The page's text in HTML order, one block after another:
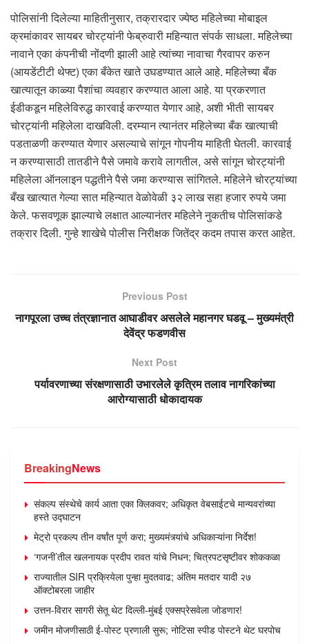
पोलिसांनी दिलेल्या माहितीनुसार, तक्रारदार ज्येष्ठ महिलेच्या मोबाइल
क्रमांकावर सायबर चोरट्यांनी फेब्रुवारी महिन्यात संपर्क साधला. महिलेच्या
नावाने एका कंपनीची नोंदणी झाली आहे त्यांच्या नावाचा गैरवापर करुन
(आयडेंटीटी थेफ्ट) एका बँकेत खाते उघडण्यात आले आहे. महिलेच्या बँक
खात्यातून काळ्या पैशांचा व्यवहार करण्यात आला आहे. या प्रकरणात
ईडीकडून महिलेविरुद्ध कारवाई करण्यात येणार आहे, अशी भीती सायबर
चोरट्यांनी महिलेला दाखविली. दरम्यान त्यानंतर महिलेच्या बँक खात्याची
पडताळणी करण्यात येणार असल्याचे सांगून गोपनीय माहिती घेतली. कारवाई
न करण्यासाठी तातडीने पैसे जमावे करावे लागतील, असे सांगून चोरट्यांनी
महिलेला ऑनलाइन पद्धतीने पैसे जमा करण्यास सांगितले. महिलेने चोरट्यांच्या
बँख खात्यात गेल्या सात महिन्यात वेळोवेळी ३२ लाख सहा हजार रुपये जमा
केले. फसवणूक झाल्याचे लक्षात आल्यानंतर महिलेने नुकतीच पोलिसांकडे
तक्रार दिली. गुन्हे शाखेचे पोलीस निरीक्षक जितेंद्र कदम तपास करत आहेत.
Previous Post
नागपूरला उच्च तंत्रज्ञानात आघाडीवर असलेले महानगर घडवू – मुख्यमंत्री
देवेंद्र फडणवीस
Next Post
पर्यावरणाच्या संरक्षणासाठी उभारलेले कृत्रिम तलाव नागरिकांच्या
आरोग्यासाठी धोकादायक
BreakingNews
संकल्प संस्थेचे कार्य आता एका क्लिकवर; अधिकृत वेबसाईटचे मान्यवरांच्या
हस्ते उद्घाटन
मेट्रो प्रकल्प तीन वर्षांत पूर्ण करा; मुख्यमंत्र्यांचे अधिकाऱ्यांना निर्देश!
‘गजनी’तील खलनायक प्रदीप रावत यांचे निधन; चित्रपटसृष्टीवर शोककळा
राज्यातील SIR प्रक्रियेला पुन्हा मुदतवाढ; अंतिम मतदार यादी २७
ऑक्टोबरला जाहीर
उत्तन-विरार सागरी सेतू थेट दिल्ली-मुंबई एक्सप्रेसवेला जोडणार!
जमीन मोजणीसाठी ई-पोस्ट प्रणाली सुरू; नोटिसा स्पीड पोस्टने थेट घरपोच